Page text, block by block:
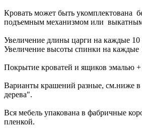
Кровать может быть укомплектована
подъемным механизмом или
Увеличение длины царги на каждые 10
Увеличение высоты спинки на каждые
Покрытие кроватей и ящиков эмалью +
Варианты крашений разные, см.ниже в
дерева".
Вся мебель упакована в фабричные
пленкой.